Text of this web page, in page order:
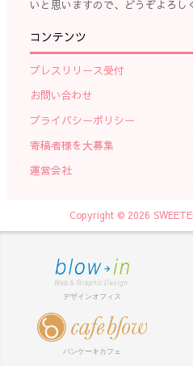
いと思いますので、どうぞよろし
コンテンツ
プレスリリース受付
お問い合わせ
プライバシーポリシー
寄稿者様を大募集
運営会社
Copyright © 2026